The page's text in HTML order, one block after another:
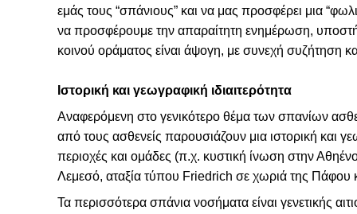
εμάς τους “σπάνιους” και να μας προσφέρει μια
να προσφέρουμε την απαραίτητη ενημέρωση,
κοινού οράματος είναι άψογη, με συνεχή συζήτηση
Ιστορική και γεωγραφική ιδιαιτερότητα
Αναφερόμενη στο γενικότερο θέμα των σπανίων
από τους ασθενείς παρουσιάζουν μια ιστορική και
περιοχές και ομάδες (π.χ. κυστική ίνωση στην
Λεμεσό, αταξία τύπου Friedrich σε χωριά της Πάφου
Τα περισσότερα σπάνια νοσήματα είναι γενετικής